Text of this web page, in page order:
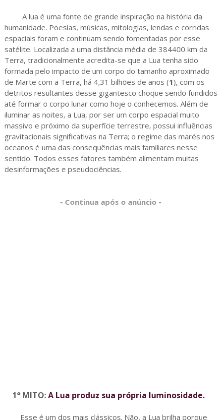
A lua é uma fonte de grande inspiração na história da
humanidade. Poesias, músicas, mitologias, lendas e corridas
espaciais foram e continuam sendo fomentadas por esse
satélite. Localizada a uma distância média de 384400 km da
Terra, tradicionalmente acredita-se que a Lua tenha sido
formada pelo impacto de um corpo do tamanho aproximado
de Marte com a Terra, há 4,31 bilhões de anos (1), com os
detritos resultantes desse gigantesco choque sendo fundidos
até formar o corpo lunar como hoje o conhecemos. Além de
iluminar as noites, a Lua, por ser um corpo espacial muito
massivo e próximo da superfície terrestre, possui influências
gravitacionais significativas na Terra; o regime das marés nos
oceanos é uma das consequências mais familiares nesse
sentido. Todos esses fatores também alimentam muitas
desinformações e pseudociências.
- Continua após o anúncio -
1° MITO:A Lua produz sua própria luminosidade.
Esse é um dos mais clássicos. Não, a Lua brilha porque